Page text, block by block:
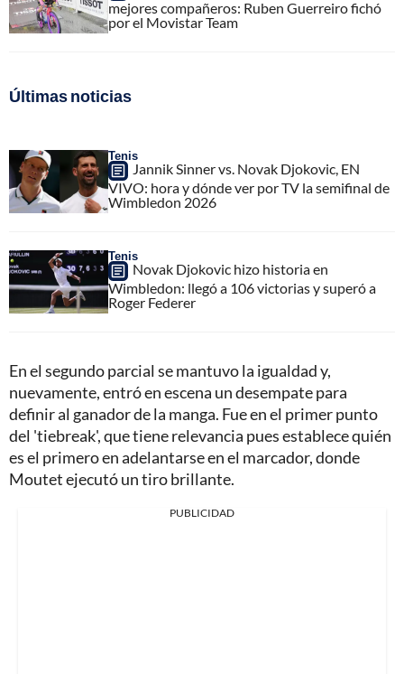
mejores compañeros: Ruben Guerreiro fichó
por el Movistar Team
Últimas noticias
Tenis
Jannik Sinner vs. Novak Djokovic, EN
VIVO: hora y dónde ver por TV la semifinal de
Wimbledon 2026
Tenis
Novak Djokovic hizo historia en
Wimbledon: llegó a 106 victorias y superó a
Roger Federer
En el segundo parcial se mantuvo la igualdad y,
nuevamente, entró en escena un desempate para
definir al ganador de la manga. Fue en el primer punto
del 'tiebreak', que tiene relevancia pues establece quién
es el primero en adelantarse en el marcador, donde
Moutet ejecutó un tiro brillante.
PUBLICIDAD